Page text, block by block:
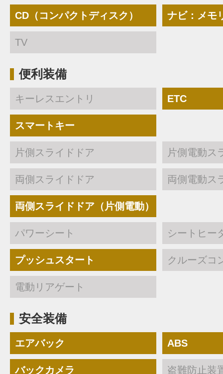
CD（コンパクトディスク） ナビ：メモ
TV
便利装備
キーレスエントリ ETC
スマートキー
片側スライドドア 片側電動ス
両側スライドドア 両側電動ス
両側スライドドア（片側電動）
パワーシート シートヒー
プッシュスタート クルーズコ
電動リアゲート
安全装備
エアバック ABS
バックカメラ 盗難防止装